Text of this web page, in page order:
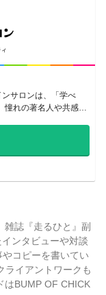
サロンは、「学べ
憧れの著名人や共感し
誌『走るひと』副
ンタビューや対談
コピーを書いてい
ライアントワークも
はBUMP OF CHICK